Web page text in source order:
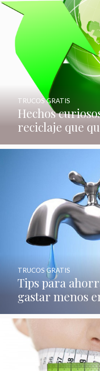
Hechos
reciclaje que
TRUCOS GRATIS
Tips para
gastar menos
TRUCOS GRATIS